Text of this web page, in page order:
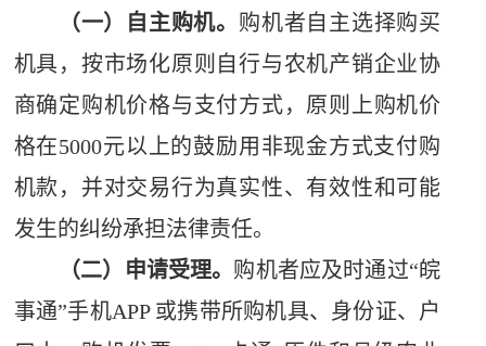
（一）自主购机。 购机者自主选择购买
机具，按市场化原则自行与农机产销企业协
商确定购机价格与支付方式，原则上购机价
格在5000元以上的鼓励用非现金方式支付购
机款，并对交易行为真实性、有效性和可能
发生的纠纷承担法律责任。
（二）申请受理。 购机者应及时通过“皖
事通”手机APP 或携带所购机具、身份证、户